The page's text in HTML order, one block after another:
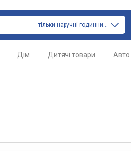
тільки наручні годинники
Дім Дитячі товари Авто